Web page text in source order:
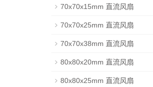
70x70x15mm 直流风扇
70x70x25mm 直流风扇
70x70x38mm 直流风扇
80x80x20mm 直流风扇
80x80x25mm 直流风扇